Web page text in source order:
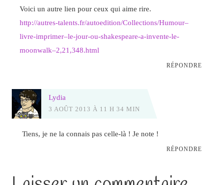
Voici un autre lien pour ceux qui aime rire.
http://autres-talents.fr/autoedition/Collections/Humour–
livre-imprimer–le-jour-ou-shakespeare-a-invente-le-
moonwalk–2,21,348.html
RÉPONDRE
Lydia
3 AOÛT 2013 À 11 H 34 MIN
Tiens, je ne la connais pas celle-là ! Je note !
RÉPONDRE